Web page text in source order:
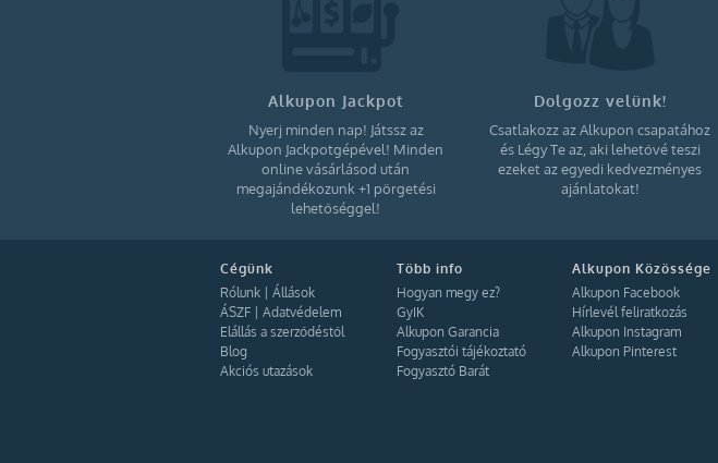
Alkupon Jackpot
Nyerj minden nap! Játssz az
Alkupon Jackpotgépével! Minden
online vásárlásod után
megajándékozunk +1 pörgetési
lehetőséggel!
Dolgozz velünk!
Csatlakozz az Alkupon csapatához
és Légy Te az, aki lehetővé teszi
ezeket az egyedi kedvezményes
ajánlatokat!
Cégünk
Rólunk
Állások
ÁSZF
Adatvédelem
Elállás a szerződéstől
Blog
Akciós utazások
Több info
Hogyan megy ez?
GyIK
Alkupon Garancia
Fogyasztói tájékoztató
Fogyasztó Barát
Alkupon Közössége
Alkupon Facebook
Hírlevél feliratkozás
Alkupon Instagram
Alkupon Pinterest